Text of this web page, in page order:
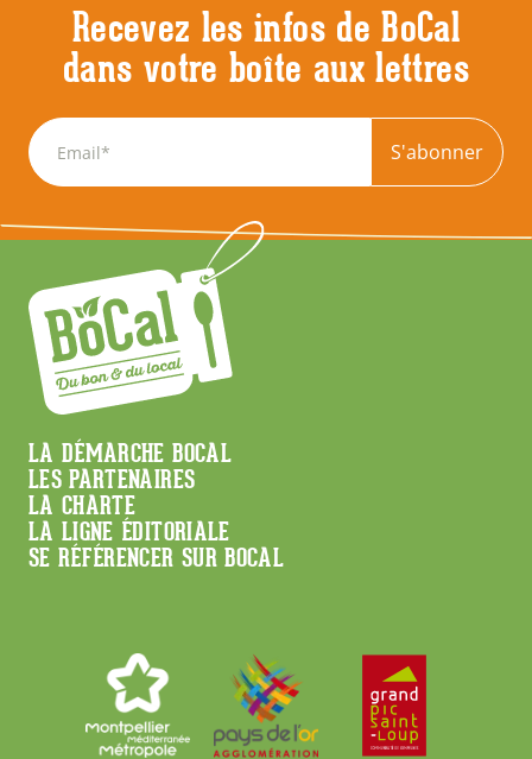
Recevez les infos de BoCal
dans votre boîte aux lettres
S'abonner
Menu
Footer
LA DÉMARCHE BOCAL
LES PARTENAIRES
LA CHARTE
LA LIGNE ÉDITORIALE
SE RÉFÉRENCER SUR BOCAL